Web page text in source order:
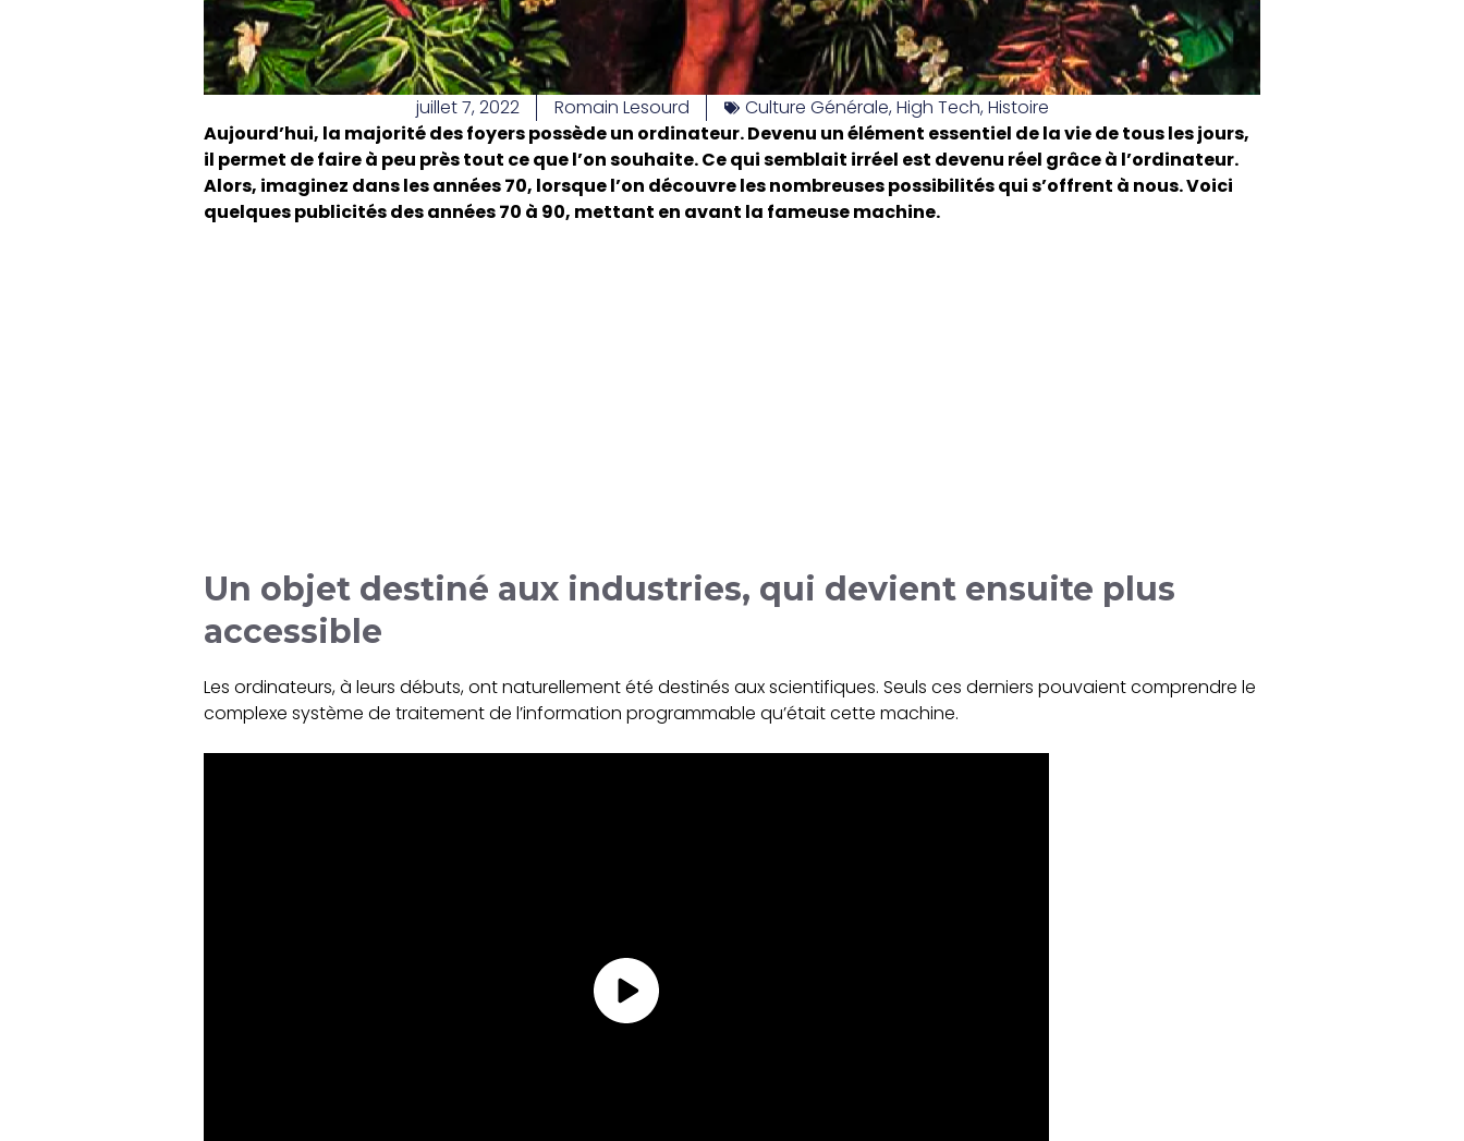
juillet 7, 2022 Romain Lesourd Culture Générale,High Tech,Histoire
Aujourd’hui, la majorité des foyers possède un ordinateur. Devenu un élément essentiel de la vie de tous les jours,
il permet de faire à peu près tout ce que l’on souhaite. Ce qui semblait irréel est devenu réel grâce à l’ordinateur.
Alors, imaginez dans les années 70, lorsque l’on découvre les nombreuses possibilités qui s’offrent à nous. Voici
quelques publicités des années 70 à 90, mettant en avant la fameuse machine.
Un objet destiné aux industries, qui devient ensuite plus
accessible
Les ordinateurs, à leurs débuts, ont naturellement été destinés aux scientifiques. Seuls ces derniers pouvaient comprendre le
complexe système de traitement de l’information programmable qu’était cette machine.